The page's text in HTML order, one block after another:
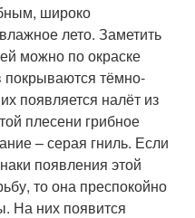
широко
лето. Заметить
можно по окраске
покрываются тёмно-
появляется налёт из
плесени грибное
– серая гниль. Если
появления этой
то она преспокойно
На них появится